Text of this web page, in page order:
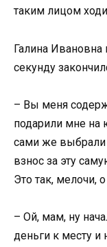
таким лицом
Галина Ивановна
секунду
– Вы меня
подарили мне на
сами же выбрали
взнос за эту
Это так, мелочи,
– Ой, мам, ну
деньги к месту и